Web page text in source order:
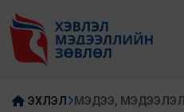
ЭХЛЭЛ МЭДЭЭ, МЭДЭЭЛЭЛ